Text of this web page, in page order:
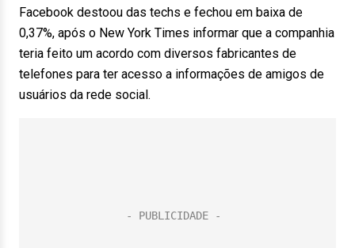
Facebook destoou das techs e fechou em baixa de
0,37%, após o New York Times informar que a companhia
teria feito um acordo com diversos fabricantes de
telefones para ter acesso a informações de amigos de
usuários da rede social.